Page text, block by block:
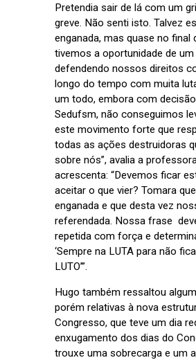
Pretendia sair de lá com um
greve. Não senti isto. Talvez
enganada, mas quase no final
tivemos a oportunidade de
defendendo nossos direitos
longo do tempo com muita
um todo, embora com
Sedufsm, não conseguimos
este movimento forte que
todas as ações destruidoras
sobre nós”, avalia a
acrescenta: “Devemos ficar
aceitar o que vier? Tomara
enganada e que desta vez
referendada. Nossa frase
repetida com força e
‘Sempre na LUTA para não
LUTO’”.
Hugo também ressaltou
porém relativas à nova
Congresso, que teve um dia
enxugamento dos dias do
trouxe uma sobrecarga e um